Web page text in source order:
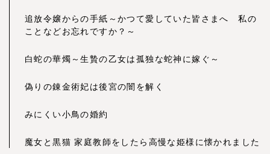
追放令嬢からの手紙～かつて愛していた皆さまへ 私の
ことなどお忘れですか？～
白蛇の華燭～生贄の乙女は孤独な蛇神に嫁ぐ～
偽りの錬金術妃は後宮の闇を解く
みにくい小鳥の婚約
魔女と黒猫 家庭教師をしたら高慢な姫様に懐かれました